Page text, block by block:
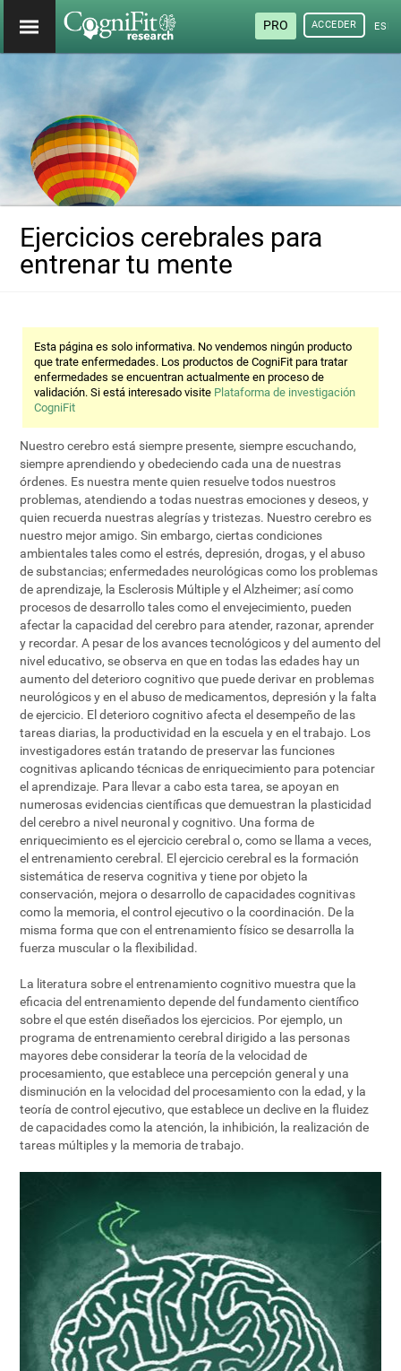
PRO ACCEDER
Ejercicios cerebrales para
entrenar tu mente
Esta página es solo informativa. No vendemos ningún producto
que trate enfermedades. Los productos de CogniFit para tratar
enfermedades se encuentran actualmente en proceso de
validación. Si está interesado visite Plataforma de investigación
CogniFit
Nuestro cerebro está siempre presente, siempre escuchando,
siempre aprendiendo y obedeciendo cada una de nuestras
órdenes. Es nuestra mente quien resuelve todos nuestros
problemas, atendiendo a todas nuestras emociones y deseos, y
quien recuerda nuestras alegrías y tristezas. Nuestro cerebro es
nuestro mejor amigo. Sin embargo, ciertas condiciones
ambientales tales como el estrés, depresión, drogas, y el abuso
de substancias; enfermedades neurológicas como los problemas
de aprendizaje, la Esclerosis Múltiple y el Alzheimer; así como
procesos de desarrollo tales como el envejecimiento, pueden
afectar la capacidad del cerebro para atender, razonar, aprender
y recordar. A pesar de los avances tecnológicos y del aumento del
nivel educativo, se observa en que en todas las edades hay un
aumento del deterioro cognitivo que puede derivar en problemas
neurológicos y en el abuso de medicamentos, depresión y la falta
de ejercicio. El deterioro cognitivo afecta el desempeño de las
tareas diarias, la productividad en la escuela y en el trabajo. Los
investigadores están tratando de preservar las funciones
cognitivas aplicando técnicas de enriquecimiento para potenciar
el aprendizaje. Para llevar a cabo esta tarea, se apoyan en
numerosas evidencias científicas que demuestran la plasticidad
del cerebro a nivel neuronal y cognitivo. Una forma de
enriquecimiento es el ejercicio cerebral o, como se llama a veces,
el entrenamiento cerebral. El ejercicio cerebral es la formación
sistemática de reserva cognitiva y tiene por objeto la
conservación, mejora o desarrollo de capacidades cognitivas
como la memoria, el control ejecutivo o la coordinación. De la
misma forma que con el entrenamiento físico se desarrolla la
fuerza muscular o la flexibilidad.
La literatura sobre el entrenamiento cognitivo muestra que la
eficacia del entrenamiento depende del fundamento científico
sobre el que estén diseñados los ejercicios. Por ejemplo, un
programa de entrenamiento cerebral dirigido a las personas
mayores debe considerar la teoría de la velocidad de
procesamiento, que establece una percepción general y una
disminución en la velocidad del procesamiento con la edad, y la
teoría de control ejecutivo, que establece un declive en la fluidez
de capacidades como la atención, la inhibición, la realización de
tareas múltiples y la memoria de trabajo.